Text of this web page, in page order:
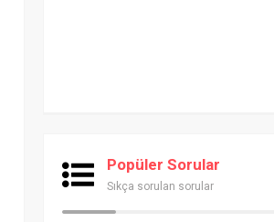
Popüler Sorular
Sıkça sorulan sorular